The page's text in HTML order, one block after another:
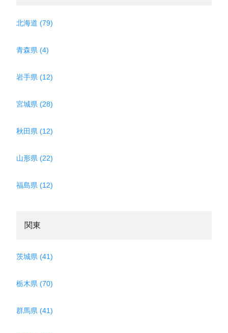
北海道 (79)
青森県 (4)
岩手県 (12)
宮城県 (28)
秋田県 (12)
山形県 (22)
福島県 (12)
関東
茨城県 (41)
栃木県 (70)
群馬県 (41)